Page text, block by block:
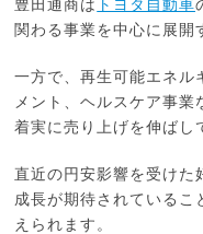
豊田通商は トヨタ自動車
関わる事業を中心に展開
一方で、再生可能エネル
メント、ヘルスケア事業
着実に売り上げを伸ばし
直近の円安影響を受けた
成長が期待されているこ
えられます。